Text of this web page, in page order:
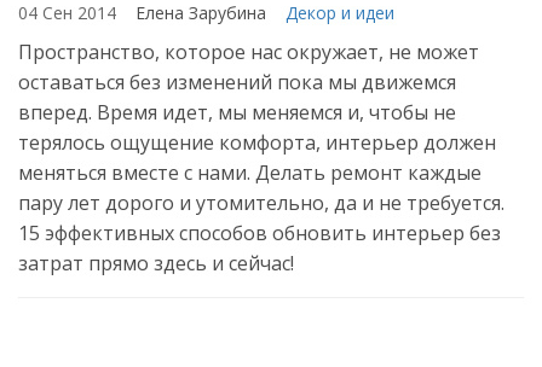
04 Сен 2014 Елена Зарубина Декор и идеи
Пространство, которое нас окружает, не может
оставаться без изменений пока мы движемся
вперед. Время идет, мы меняемся и, чтобы не
терялось ощущение комфорта, интерьер должен
меняться вместе с нами. Делать ремонт каждые
пару лет дорого и утомительно, да и не требуется.
15 эффективных способов обновить интерьер без
затрат прямо здесь и сейчас!